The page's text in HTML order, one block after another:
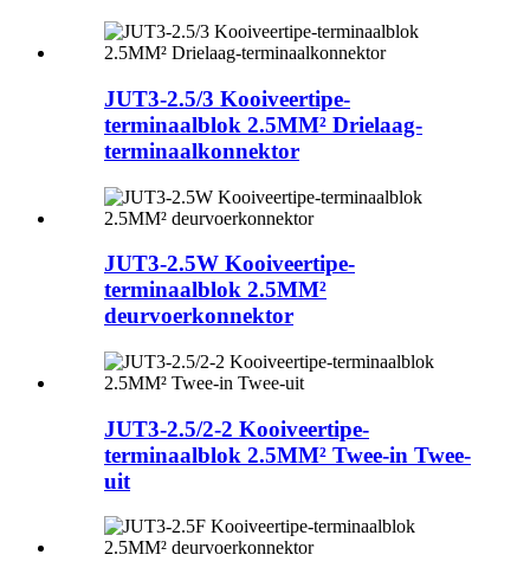
JUT3-2.5/3 Kooiveertipe-
terminaalblok 2.5MM² Drielaag-
terminaalkonnektor
JUT3-2.5W Kooiveertipe-
terminaalblok 2.5MM²
deurvoerkonnektor
JUT3-2.5/2-2 Kooiveertipe-
terminaalblok 2.5MM² Twee-in Twee-
uit